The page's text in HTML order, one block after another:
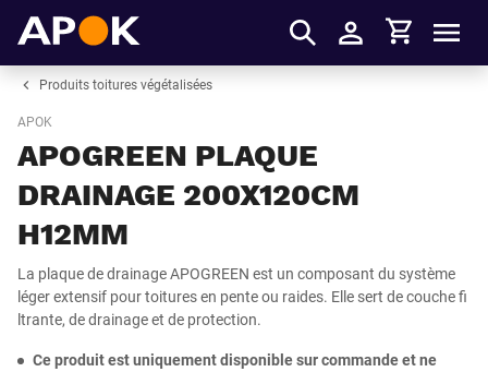
S'identifier
Panier
Produits toitures végétalisées
APOK
APOGREEN PLAQUE
DRAINAGE 200X120CM
H12MM
La plaque de drainage APOGREEN est un composant du système
léger extensif pour toitures en pente ou raides. Elle sert de couche fi
ltrante, de drainage et de protection.
Ce produit est uniquement disponible sur commande et ne